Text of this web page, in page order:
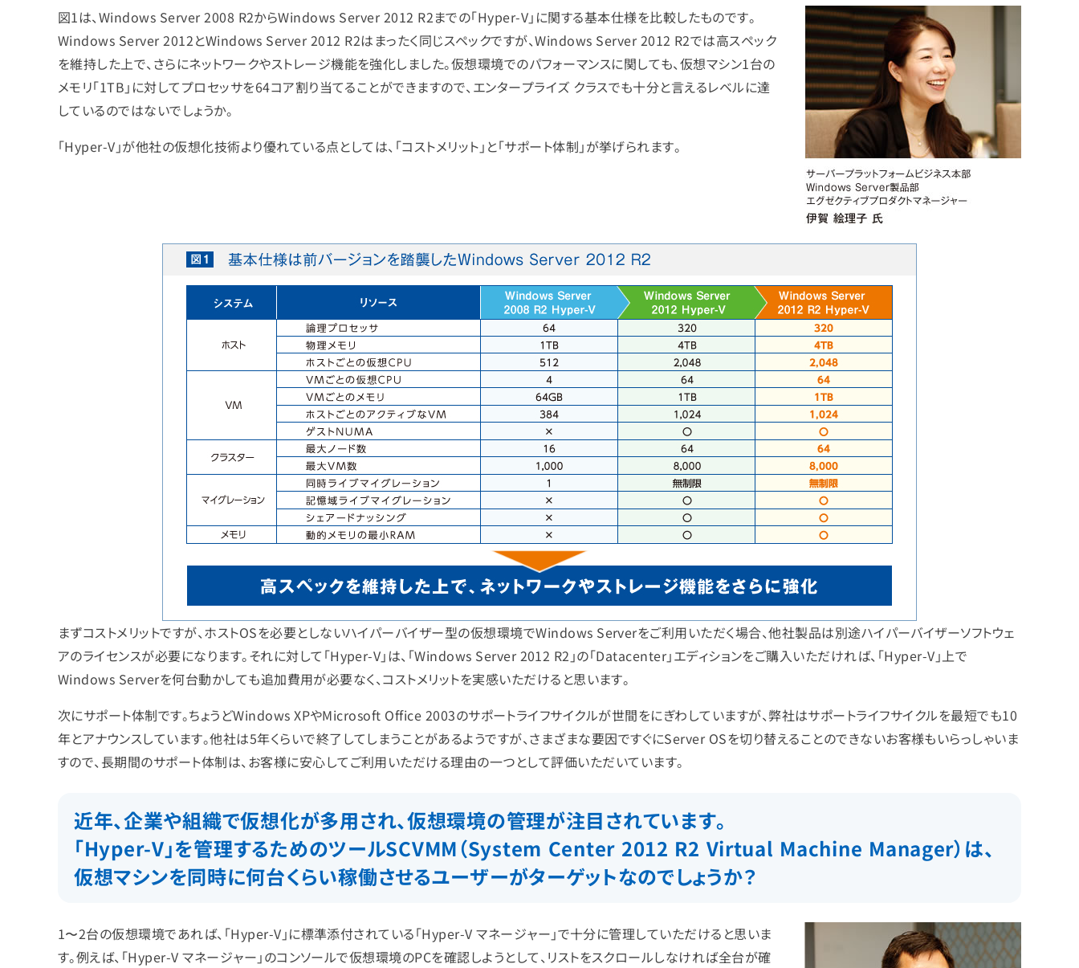
図1は、Windows Server 2008 R2からWindows Server 2012 R2までの「Hyper-V」に関する基本仕様を比較したものです。
Windows Server 2012とWindows Server 2012 R2はまったく同じスペックですが、Windows Server 2012 R2では高スペック
を維持した上で、さらにネットワークやストレージ機能を強化しました。仮想環境でのパフォーマンスに関しても、仮想マシン1台の
メモリ「1TB」に対してプロセッサを64コア割り当てることができますので、エンタープライズ クラスでも十分と言えるレベルに達
しているのではないでしょうか。
「Hyper-V」が他社の仮想化技術より優れている点としては、「コストメリット」と「サポート体制」が挙げられます。
まずコストメリットですが、ホストOSを必要としないハイパーバイザー型の仮想環境でWindows Serverをご利用いただく場合、他社製品は別途ハイパーバイザーソフトウェ
アのライセンスが必要になります。それに対して「Hyper-V」は、「Windows Server 2012 R2」の「Datacenter」エディションをご購入いただければ、「Hyper-V」上で
Windows Serverを何台動かしても追加費用が必要なく、コストメリットを実感いただけると思います。
次にサポート体制です。ちょうどWindows XPやMicrosoft Office 2003のサポートライフサイクルが世間をにぎわしていますが、弊社はサポートライフサイクルを最短でも10
年とアナウンスしています。他社は5年くらいで終了してしまうことがあるようですが、さまざまな要因ですぐにServer OSを切り替えることのできないお客様もいらっしゃいま
すので、長期間のサポート体制は、お客様に安心してご利用いただける理由の一つとして評価いただいています。
近年、企業や組織で仮想化が多用され、仮想環境の管理が注目されています。
「Hyper-V」を管理するためのツールSCVMM（System Center 2012 R2 Virtual Machine Manager）は、
仮想マシンを同時に何台くらい稼働させるユーザーがターゲットなのでしょうか？
1〜2台の仮想環境であれば、「Hyper-V」に標準添付されている「Hyper-V マネージャー」で十分に管理していただけると思いま
す。例えば、「Hyper-V マネージャー」のコンソールで仮想環境のPCを確認しようとして、リストをスクロールしなければ全台が確